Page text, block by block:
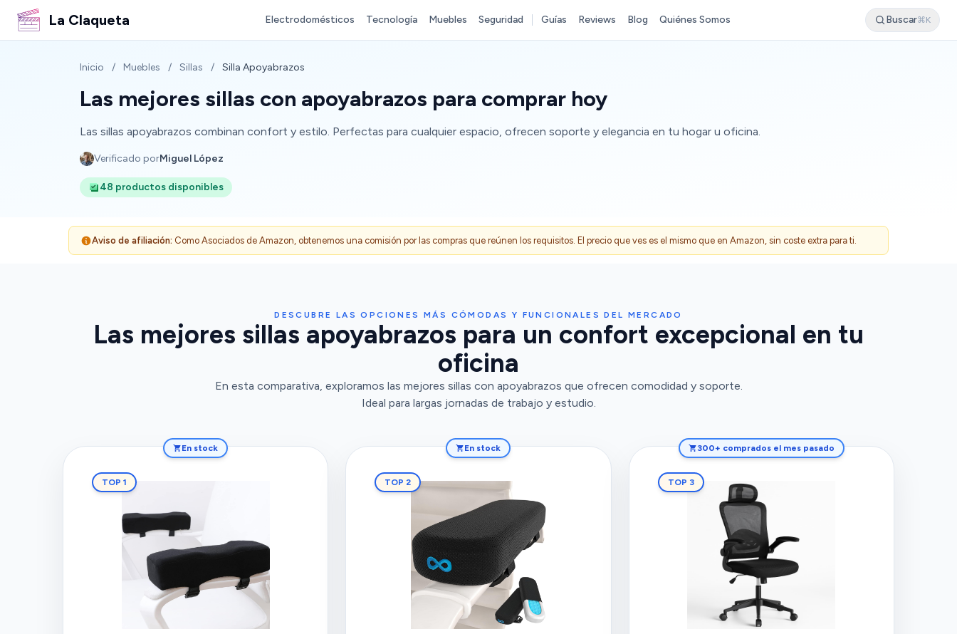
La Claqueta Electrodomésticos Tecnología Muebles Seguridad Guías Reviews Blog Quiénes Somos Buscar⌘K
Inicio / Muebles / Sillas / Silla Apoyabrazos
Las mejores sillas con apoyabrazos para comprar hoy
Las sillas apoyabrazos combinan confort y estilo. Perfectas para cualquier espacio, ofrecen soporte y elegancia en tu hogar u oficina.
Verificado porMiguel López
48 productos disponibles
Aviso de afiliación: Como Asociados de Amazon, obtenemos una comisión por las compras que reúnen los requisitos. El precio que ves es el mismo que en Amazon, sin coste extra para ti.
DESCUBRE LAS OPCIONES MÁS CÓMODAS Y FUNCIONALES DEL MERCADO
Las mejores sillas apoyabrazos para un confort excepcional en tu
oficina
En esta comparativa, exploramos las mejores sillas con apoyabrazos que ofrecen comodidad y soporte.
Ideal para largas jornadas de trabajo y estudio.
En stock
TOP 1
En stock
TOP 2
300+ comprados el mes pasado
TOP 3